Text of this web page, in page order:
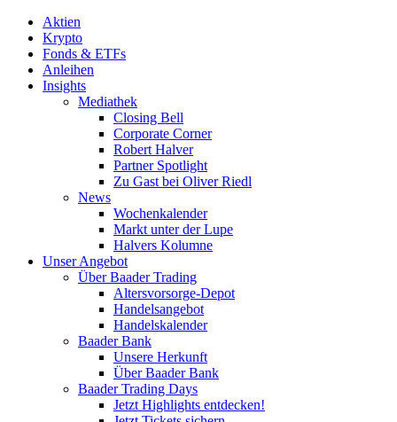
Aktien
Krypto
Fonds & ETFs
Anleihen
Insights
Mediathek
Closing Bell
Corporate Corner
Robert Halver
Partner Spotlight
Zu Gast bei Oliver Riedl
News
Wochenkalender
Markt unter der Lupe
Halvers Kolumne
Unser Angebot
Über Baader Trading
Altersvorsorge-Depot
Handelsangebot
Handelskalender
Baader Bank
Unsere Herkunft
Über Baader Bank
Baader Trading Days
Jetzt Highlights entdecken!